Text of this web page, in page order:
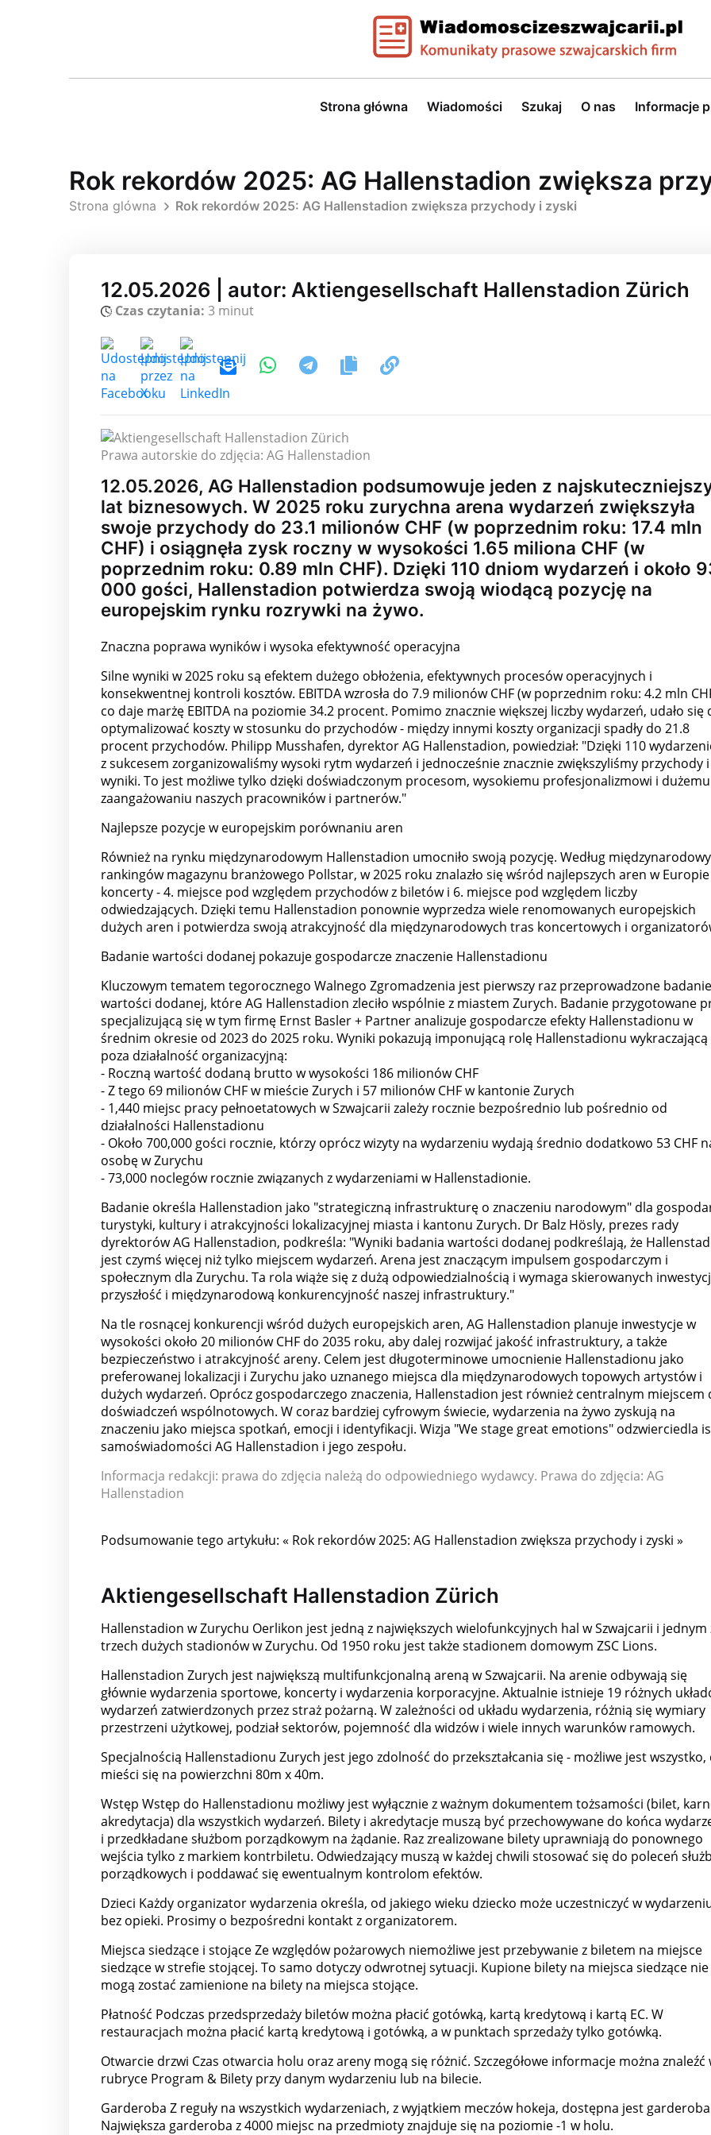
Strona główna Wiadomości Szukaj O nas Informacje
Rok rekordów 2025: AG Hallenstadion zwiększa
Strona glówna Rok rekordów 2025: AG Hallenstadion zwiększa przychody i zyski
12.05.2026 | autor: Aktiengesellschaft Hallenstadion Zürich
Czas czytania: 3 minut
Prawa autorskie do zdjęcia: AG Hallenstadion
12.05.2026, AG Hallenstadion podsumowuje jeden z
lat biznesowych. W 2025 roku zurychna arena wydarzeń zwiększyła
swoje przychody do 23.1 milionów CHF (w poprzednim roku: 17.4 mln
CHF) i osiągnęła zysk roczny w wysokości 1.65 miliona CHF (w
poprzednim roku: 0.89 mln CHF). Dzięki 110 dniom wydarzeń i około
000 gości, Hallenstadion potwierdza swoją wiodącą pozycję na
europejskim rynku rozrywki na żywo.
Znaczna poprawa wyników i wysoka efektywność operacyjna
Silne wyniki w 2025 roku są efektem dużego obłożenia, efektywnych procesów operacyjnych i
konsekwentnej kontroli kosztów. EBITDA wzrosła do 7.9 milionów CHF (w poprzednim roku: 4.2 mln
co daje marżę EBITDA na poziomie 34.2 procent. Pomimo znacznie większej liczby wydarzeń, udało się
optymalizować koszty w stosunku do przychodów - między innymi koszty organizacji spadły do 21.8
procent przychodów. Philipp Musshafen, dyrektor AG Hallenstadion, powiedział: "Dzięki 110
z sukcesem zorganizowaliśmy wysoki rytm wydarzeń i jednocześnie znacznie zwiększyliśmy przychody i
wyniki. To jest możliwe tylko dzięki doświadczonym procesom, wysokiemu profesjonalizmowi i dużemu
zaangażowaniu naszych pracowników i partnerów."
Najlepsze pozycje w europejskim porównaniu aren
Również na rynku międzynarodowym Hallenstadion umocniło swoją pozycję. Według
rankingów magazynu branżowego Pollstar, w 2025 roku znalazło się wśród najlepszych aren w
koncerty - 4. miejsce pod względem przychodów z biletów i 6. miejsce pod względem liczby
odwiedzających. Dzięki temu Hallenstadion ponownie wyprzedza wiele renomowanych europejskich
dużych aren i potwierdza swoją atrakcyjność dla międzynarodowych tras koncertowych i
Badanie wartości dodanej pokazuje gospodarcze znaczenie Hallenstadionu
Kluczowym tematem tegorocznego Walnego Zgromadzenia jest pierwszy raz przeprowadzone badanie
wartości dodanej, które AG Hallenstadion zleciło wspólnie z miastem Zurych. Badanie przygotowane
specjalizującą się w tym firmę Ernst Basler + Partner analizuje gospodarcze efekty Hallenstadionu w
średnim okresie od 2023 do 2025 roku. Wyniki pokazują imponującą rolę Hallenstadionu wykraczającą
poza działalność organizacyjną:
- Roczną wartość dodaną brutto w wysokości 186 milionów CHF
- Z tego 69 milionów CHF w mieście Zurych i 57 milionów CHF w kantonie Zurych
- 1,440 miejsc pracy pełnoetatowych w Szwajcarii zależy rocznie bezpośrednio lub pośrednio od
działalności Hallenstadionu
- Około 700,000 gości rocznie, którzy oprócz wizyty na wydarzeniu wydają średnio dodatkowo 53 CHF
osobę w Zurychu
- 73,000 noclegów rocznie związanych z wydarzeniami w Hallenstadionie.
Badanie określa Hallenstadion jako "strategiczną infrastrukturę o znaczeniu narodowym" dla
turystyki, kultury i atrakcyjności lokalizacyjnej miasta i kantonu Zurych. Dr Balz Hösly, prezes rady
dyrektorów AG Hallenstadion, podkreśla: "Wyniki badania wartości dodanej podkreślają, że
jest czymś więcej niż tylko miejscem wydarzeń. Arena jest znaczącym impulsem gospodarczym i
społecznym dla Zurychu. Ta rola wiąże się z dużą odpowiedzialnością i wymaga skierowanych
przyszłość i międzynarodową konkurencyjność naszej infrastruktury."
Na tle rosnącej konkurencji wśród dużych europejskich aren, AG Hallenstadion planuje inwestycje w
wysokości około 20 milionów CHF do 2035 roku, aby dalej rozwijać jakość infrastruktury, a także
bezpieczeństwo i atrakcyjność areny. Celem jest długoterminowe umocnienie Hallenstadionu jako
preferowanej lokalizacji i Zurychu jako uznanego miejsca dla międzynarodowych topowych artystów i
dużych wydarzeń. Oprócz gospodarczego znaczenia, Hallenstadion jest również centralnym miejscem
doświadczeń wspólnotowych. W coraz bardziej cyfrowym świecie, wydarzenia na żywo zyskują na
znaczeniu jako miejsca spotkań, emocji i identyfikacji. Wizja "We stage great emotions" odzwierciedla
samoświadomości AG Hallenstadion i jego zespołu.
Informacja redakcji: prawa do zdjęcia należą do odpowiedniego wydawcy. Prawa do zdjęcia: AG
Hallenstadion
Podsumowanie tego artykułu: « Rok rekordów 2025: AG Hallenstadion zwiększa przychody i zyski »
Aktiengesellschaft Hallenstadion Zürich
Hallenstadion w Zurychu Oerlikon jest jedną z największych wielofunkcyjnych hal w Szwajcarii i jednym
trzech dużych stadionów w Zurychu. Od 1950 roku jest także stadionem domowym ZSC Lions.
Hallenstadion Zurych jest największą multifunkcjonalną areną w Szwajcarii. Na arenie odbywają się
głównie wydarzenia sportowe, koncerty i wydarzenia korporacyjne. Aktualnie istnieje 19 różnych
wydarzeń zatwierdzonych przez straż pożarną. W zależności od układu wydarzenia, różnią się wymiary
przestrzeni użytkowej, podział sektorów, pojemność dla widzów i wiele innych warunków ramowych.
Specjalnością Hallenstadionu Zurych jest jego zdolność do przekształcania się - możliwe jest wszystko,
mieści się na powierzchni 80m x 40m.
Wstęp Wstęp do Hallenstadionu możliwy jest wyłącznie z ważnym dokumentem tożsamości (bilet,
akredytacja) dla wszystkich wydarzeń. Bilety i akredytacje muszą być przechowywane do końca
i przedkładane służbom porządkowym na żądanie. Raz zrealizowane bilety uprawniają do ponownego
wejścia tylko z markiem kontrbiletu. Odwiedzający muszą w każdej chwili stosować się do poleceń służb
porządkowych i poddawać się ewentualnym kontrolom efektów.
Dzieci Każdy organizator wydarzenia określa, od jakiego wieku dziecko może uczestniczyć w
bez opieki. Prosimy o bezpośredni kontakt z organizatorem.
Miejsca siedzące i stojące Ze względów pożarowych niemożliwe jest przebywanie z biletem na miejsce
siedzące w strefie stojącej. To samo dotyczy odwrotnej sytuacji. Kupione bilety na miejsca siedzące nie
mogą zostać zamienione na bilety na miejsca stojące.
Płatność Podczas przedsprzedaży biletów można płacić gotówką, kartą kredytową i kartą EC. W
restauracjach można płacić kartą kredytową i gotówką, a w punktach sprzedaży tylko gotówką.
Otwarcie drzwi Czas otwarcia holu oraz areny mogą się różnić. Szczegółowe informacje można znaleźć
rubryce Program & Bilety przy danym wydarzeniu lub na bilecie.
Garderoba Z reguły na wszystkich wydarzeniach, z wyjątkiem meczów hokeja, dostępna jest
Największa garderoba z 4000 miejsc na przedmioty znajduje się na poziomie -1 w holu.